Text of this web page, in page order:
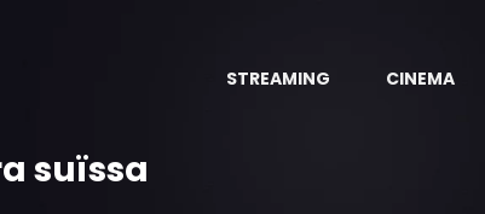
STREAMING CINEMA
suïssa